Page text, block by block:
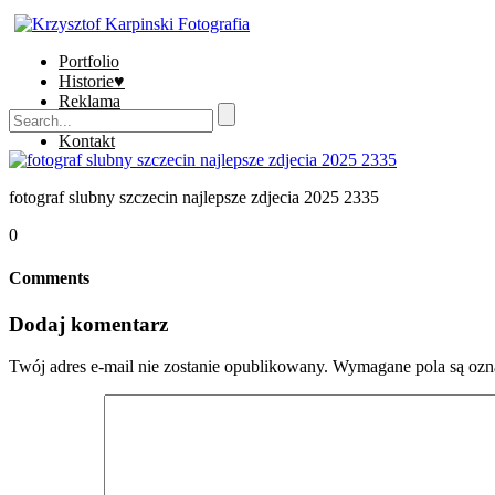
Portfolio
Historie♥
Reklama
Sklep
Kontakt
fotograf slubny szczecin najlepsze zdjecia 2025 2335
0
Comments
Dodaj komentarz
Twój adres e-mail nie zostanie opublikowany. Wymagane pola są